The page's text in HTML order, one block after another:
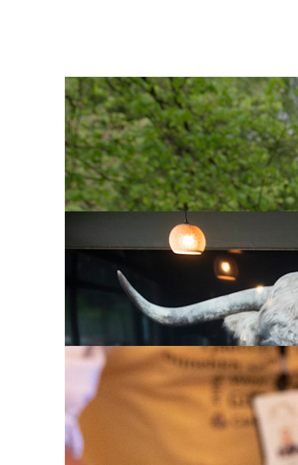
18. juni 2024
Make basse great again!
Klipp opp en sykkelslange, træ ringene på
kulturarven.
Les mer
27. juni 2023
Omfavn teknologien - men husk
Hva har kunstig intelligens å gjøre med
forelsket i hverandre?
Les mer
2. juni 2023
I helga kan du la tennene løpe i
Elsker du lokalmat? Da er dette helga for deg!
Les mer